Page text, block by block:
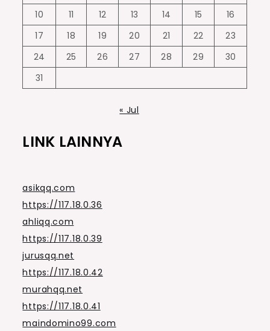
10
11 12 13 14 15
16
17
18 19 20 21 22
23
24
25 26 27 28 29
30
31
« Jul
LINK LAINNYA
asikqq.com
https://117.18.0.36
ahliqq.com
https://117.18.0.39
jurusqq.net
https://117.18.0.42
murahqq.net
https://117.18.0.41
maindomino99.com